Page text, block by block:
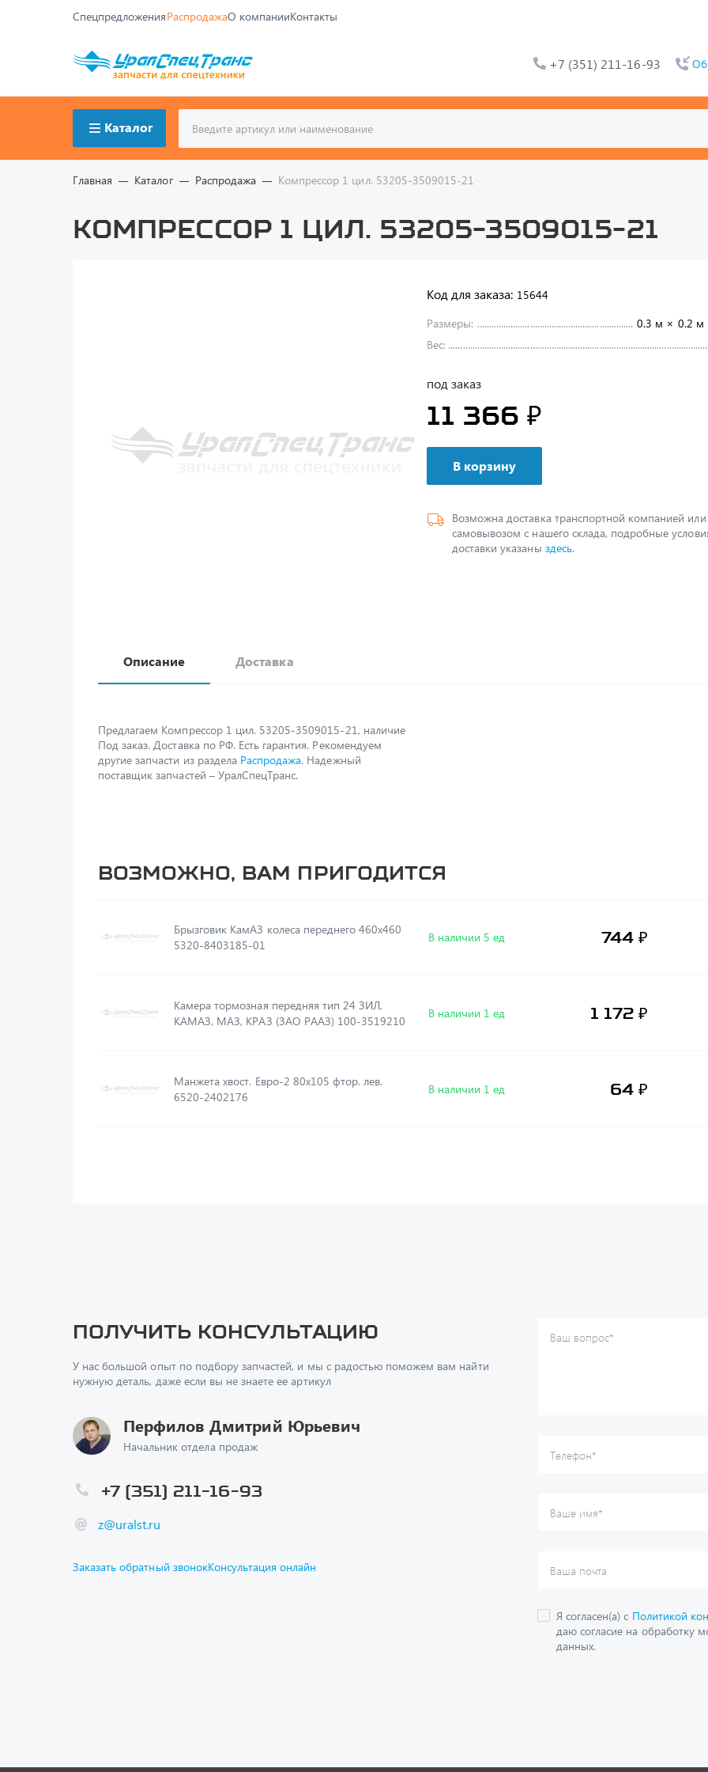
СпецпредложенияРаспродажаО компанииКонтакты
+7 (351) 211-16-93
Каталог
Главная Каталог Распродажа Компрессор 1 цил. 53205-3509015-21
Компрессор 1 цил. 53205-3509015-21
Код для заказа: 15644
Размеры:
0.3 м × 0.2 м
Вес:
под заказ
11 366 ₽
В корзину
Возможна доставка транспортной компанией или
самовывозом с нашего склада, подробные
доставки указаны здесь.
Описание Доставка
Предлагаем Компрессор 1 цил. 53205-3509015-21, наличие
Под заказ. Доставка по РФ. Есть гарантия. Рекомендуем
другие запчасти из раздела Распродажа. Надежный
поставщик запчастей – УралСпецТранс.
Возможно, вам пригодится
Брызговик КамАЗ колеса переднего 460х460
5320-8403185-01
В наличии 5 ед 744 ₽
Камера тормозная передняя тип 24 ЗИЛ,
КАМАЗ, МАЗ, КРАЗ (ЗАО РААЗ) 100-3519210
В наличии 1 ед 1 172 ₽
Манжета хвост. Евро-2 80х105 фтор. лев.
6520-2402176
В наличии 1 ед 64 ₽
Получить консультацию
У нас большой опыт по подбору запчастей, и мы с радостью поможем вам найти
нужную деталь, даже если вы не знаете ее артикул
Перфилов Дмитрий Юрьевич
Начальник отдела продаж
z@uralst.ru
+7 (351) 211-16-93
Заказать обратный звонокКонсультация онлайн
Ваш вопрос*